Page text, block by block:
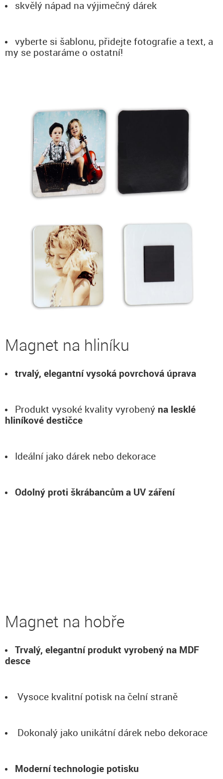
skvělý nápad na výjimečný dárek
vyberte si šablonu, přidejte fotografie a text, a
my se postaráme o ostatní!
Magnet na hliníku
trvalý, elegantní vysoká povrchová úprava
Produkt vysoké kvality vyrobený na lesklé
hliníkové destičce
Ideální jako dárek nebo dekorace
Odolný proti škrábancům a UV záření
Magnet na hobře
Trvalý, elegantní produkt vyrobený na MDF
desce
Vysoce kvalitní potisk na čelní straně
Dokonalý jako unikátní dárek nebo dekorace
Moderní technologie potisku